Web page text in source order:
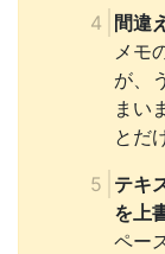
間違
メモ
が、
まい
とだ
テキ
を上
ペー